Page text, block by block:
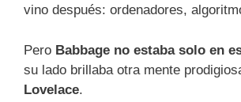
vino después: ordenadores,
Pero Babbage no estaba solo en
su lado brillaba otra mente
Lovelace.